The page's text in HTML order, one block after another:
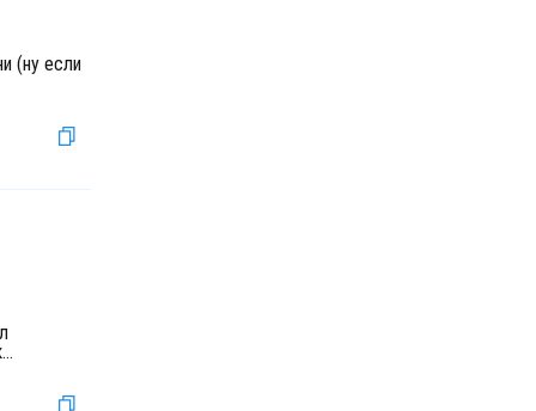
(ну если
...